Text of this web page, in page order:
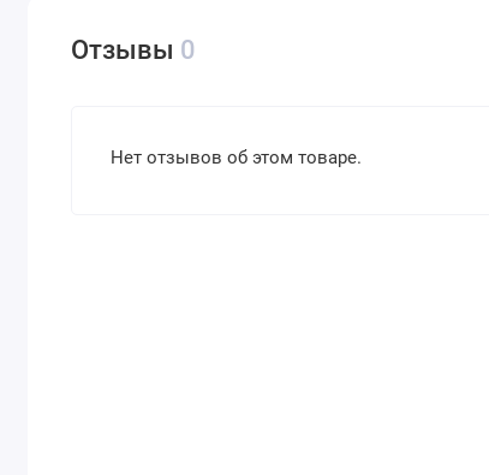
Отзывы 0
Нет отзывов об этом товаре.